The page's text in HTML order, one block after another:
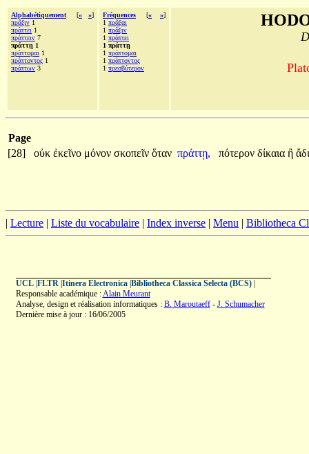
Alphabétiquement [« »]
πρᾶξιν 1
πράττει 1
πράττειν 7
πράττῃ 1
πράττομαι 1
πράττοντος 1
πράττων 3
Fréquences [« »]
1 πρᾶξαι
1 πρᾶξιν
1 πράττει
1 πράττῃ
1 πράττομαι
1 πράττοντος
1 πρεσβύτερον
Page
[28]
οὐκ ἐκεῖνο μόνον σκοπεῖν ὅταν πράττῃ, πότερον δίκαια ἢ
| Lecture | Liste du vocabulaire | Index inverse | Menu | Bibliotheca
UCL| FLTR| Itinera Electronica| Bibliotheca Classica Selecta (BCS)|
Responsable académique :Alain Meurant
Analyse, design et réalisation informatiques : B. Maroutaeff- J. Schumacher
Dernière mise à jour : 16/06/2005